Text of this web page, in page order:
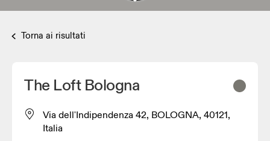
Torna ai risultati
The Loft Bologna
Via dell'Indipendenza 42, BOLOGNA, 40121,
Italia